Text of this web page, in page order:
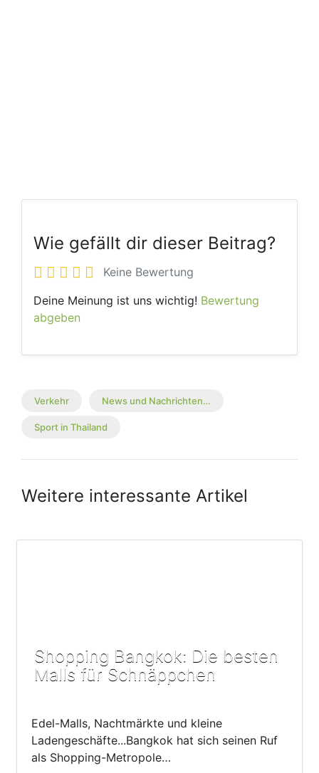
Wie gefällt dir dieser Beitrag?
Keine Bewertung
Deine Meinung ist uns wichtig! Bewertung
abgeben
Verkehr News und Nachrichten…
Sport in Thailand
Weitere interessante Artikel
Shopping Bangkok: Die besten
Malls für Schnäppchen
Edel-Malls, Nachtmärkte und kleine
Ladengeschäfte...Bangkok hat sich seinen Ruf
als Shopping-Metropole…